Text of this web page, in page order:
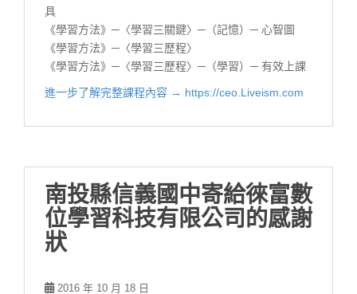
具
《學習方法》─〈學習三關鍵〉─（記憶）─ 心智圖
《學習方法》─〈學習三歷程〉
《學習方法》─〈學習三歷程〉─（學習）─ 有效上課
進一步了解完整課程內容 → https://ceo.Liveism.com
南投縣信義國中寄給徠富數
位學習科技有限公司的感謝
狀
2016 年 10 月 18 日